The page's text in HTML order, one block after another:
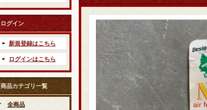
ログイン
新規登録はこちら
ログインはこちら
商品カテゴリ一覧
全商品